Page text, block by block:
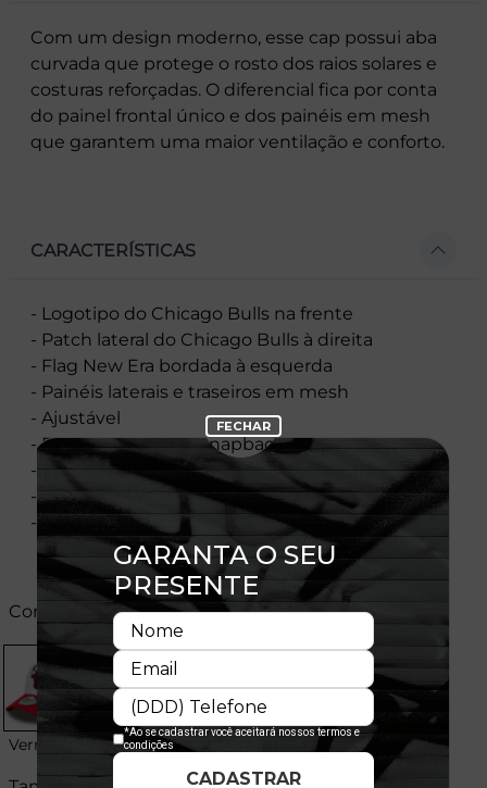
Com um design moderno, esse cap possui aba
curvada que protege o rosto dos raios solares e
costuras reforçadas. O diferencial fica por conta
do painel frontal único e dos painéis em mesh
que garantem uma maior ventilação e conforto.
CARACTERÍSTICAS
- Logotipo do Chicago Bulls na frente
- Patch lateral do Chicago Bulls à direita
- Flag New Era bordada à esquerda
- Painéis laterais e traseiros em mesh
- Ajustável
- Fechamento tipo Snapback
- Painel frontal único e estruturado
- Composição: 50% Algodão 50% Poliéster
- Licença oficial
Cores:
Vermelho